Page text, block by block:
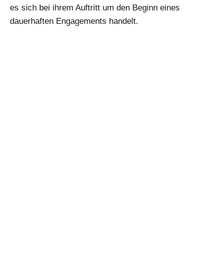
es sich bei ihrem Auftritt um den Beginn eines
dauerhaften Engagements handelt.